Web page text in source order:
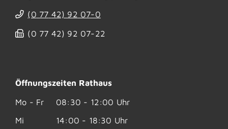
(0 77 42) 92 07-0
(0 77 42) 92 07-22
Öffnungszeiten Rathaus
Mo - Fr
08:30 - 12:00 Uhr
Mi
14:00 - 18:30 Uhr